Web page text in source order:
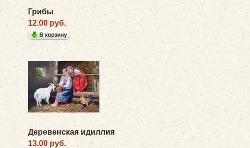
Грибы
12.00 руб.
Деревенская идиллия
13.00 руб.